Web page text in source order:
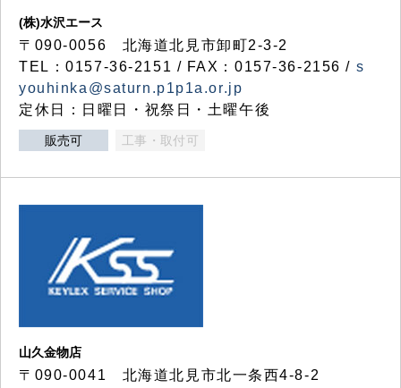
(株)水沢エース
〒090-0056 北海道北見市卸町2-3-2
TEL：0157-36-2151 / FAX：0157-36-2156 / s
youhinka@saturn.p1p1a.or.jp
定休日：日曜日・祝祭日・土曜午後
販売可 工事・取付可
山久金物店
〒090-0041 北海道北見市北一条西4-8-2